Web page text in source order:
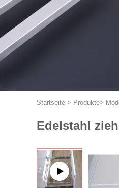
Startseite > Produkte>
Edelstahl